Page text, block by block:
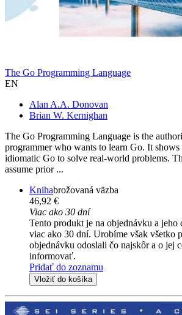
The Go Programming Language
EN
Alan A.A. Donovan
Brian W. Kernighan
The Go Programming Language is the
programmer who wants to learn Go. It
idiomatic Go to solve real-world problems.
assume prior ...
Knihabrožovaná väzba
46,92 €
Viac ako 30 dní
Tento produkt je na objednávku a jeho
viac ako 30 dní. Urobíme však všetko
objednávku odoslali čo najskôr a o jej
informovať.
Pridať do zoznamu
Vložiť do košíka